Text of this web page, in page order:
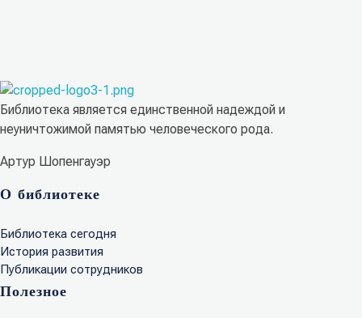
Библиотека КБГУ
Библиотека КБГУ
Библиотека является единственной надеждой и
неуничтожимой памятью человеческого рода.
Артур Шопенгауэр
О библиотеке
Библиотека сегодня
История развития
Публикации сотрудников
Полезное